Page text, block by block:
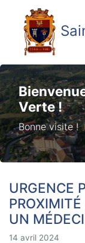
Verte !
Bonne visite !
URGENCE
UN
14 avril 2024